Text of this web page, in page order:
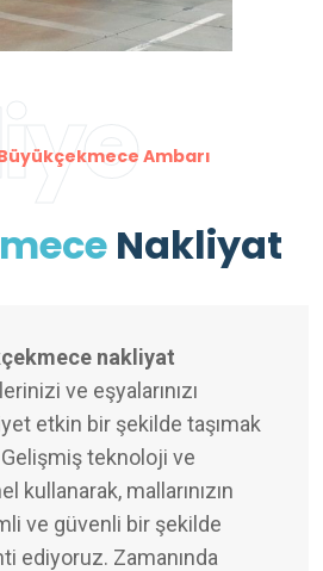
Ambarı
Nakliyat
nakliyat
ve eşyalarınızı
etkin bir şekilde taşımak
teknoloji ve
kullanarak, mallarınızın
ve güvenli bir şekilde
ediyoruz. Zamanında